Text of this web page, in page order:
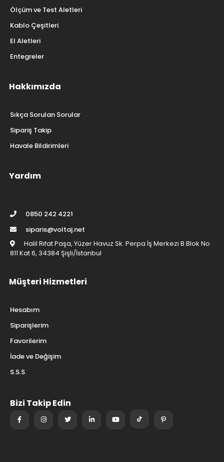
Ölçüm ve Test Aletleri
Kablo Çeşitleri
El Aletleri
Entegreler
Hakkımızda
Sıkça Sorulan Sorular
Sipariş Takip
Havale Bildirimleri
Yardım
0850 242 4221
siparis@voltaj.net
Halil Rıfat Paşa, Yüzer Havuz Sk. Perpa İş Merkezi B Blok No
811 Kat 6, 34384 Şişli/İstanbul
Müşteri Hizmetleri
Hesabım
Siparişlerim
Favorilerim
İade ve Değişim
S.S.S
Bizi Takip Edin